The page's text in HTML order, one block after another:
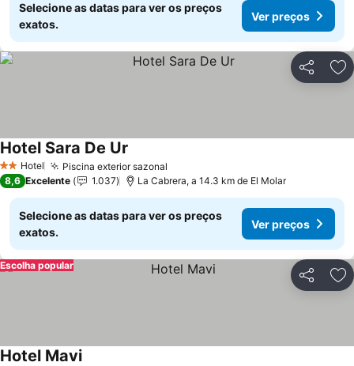
Selecione as datas para ver os preços
exatos.
Ver preços
Partilhar
2 Estrelas
Hotel Piscina exterior sazonal
Hotel Sara De Ur
8,6 Excelente 1.037 La Cabrera, a 14.3 km de El Molar
Selecione as datas para ver os preços
exatos.
Ver preços
Partilhar
Escolha popular
Hotel Mavi